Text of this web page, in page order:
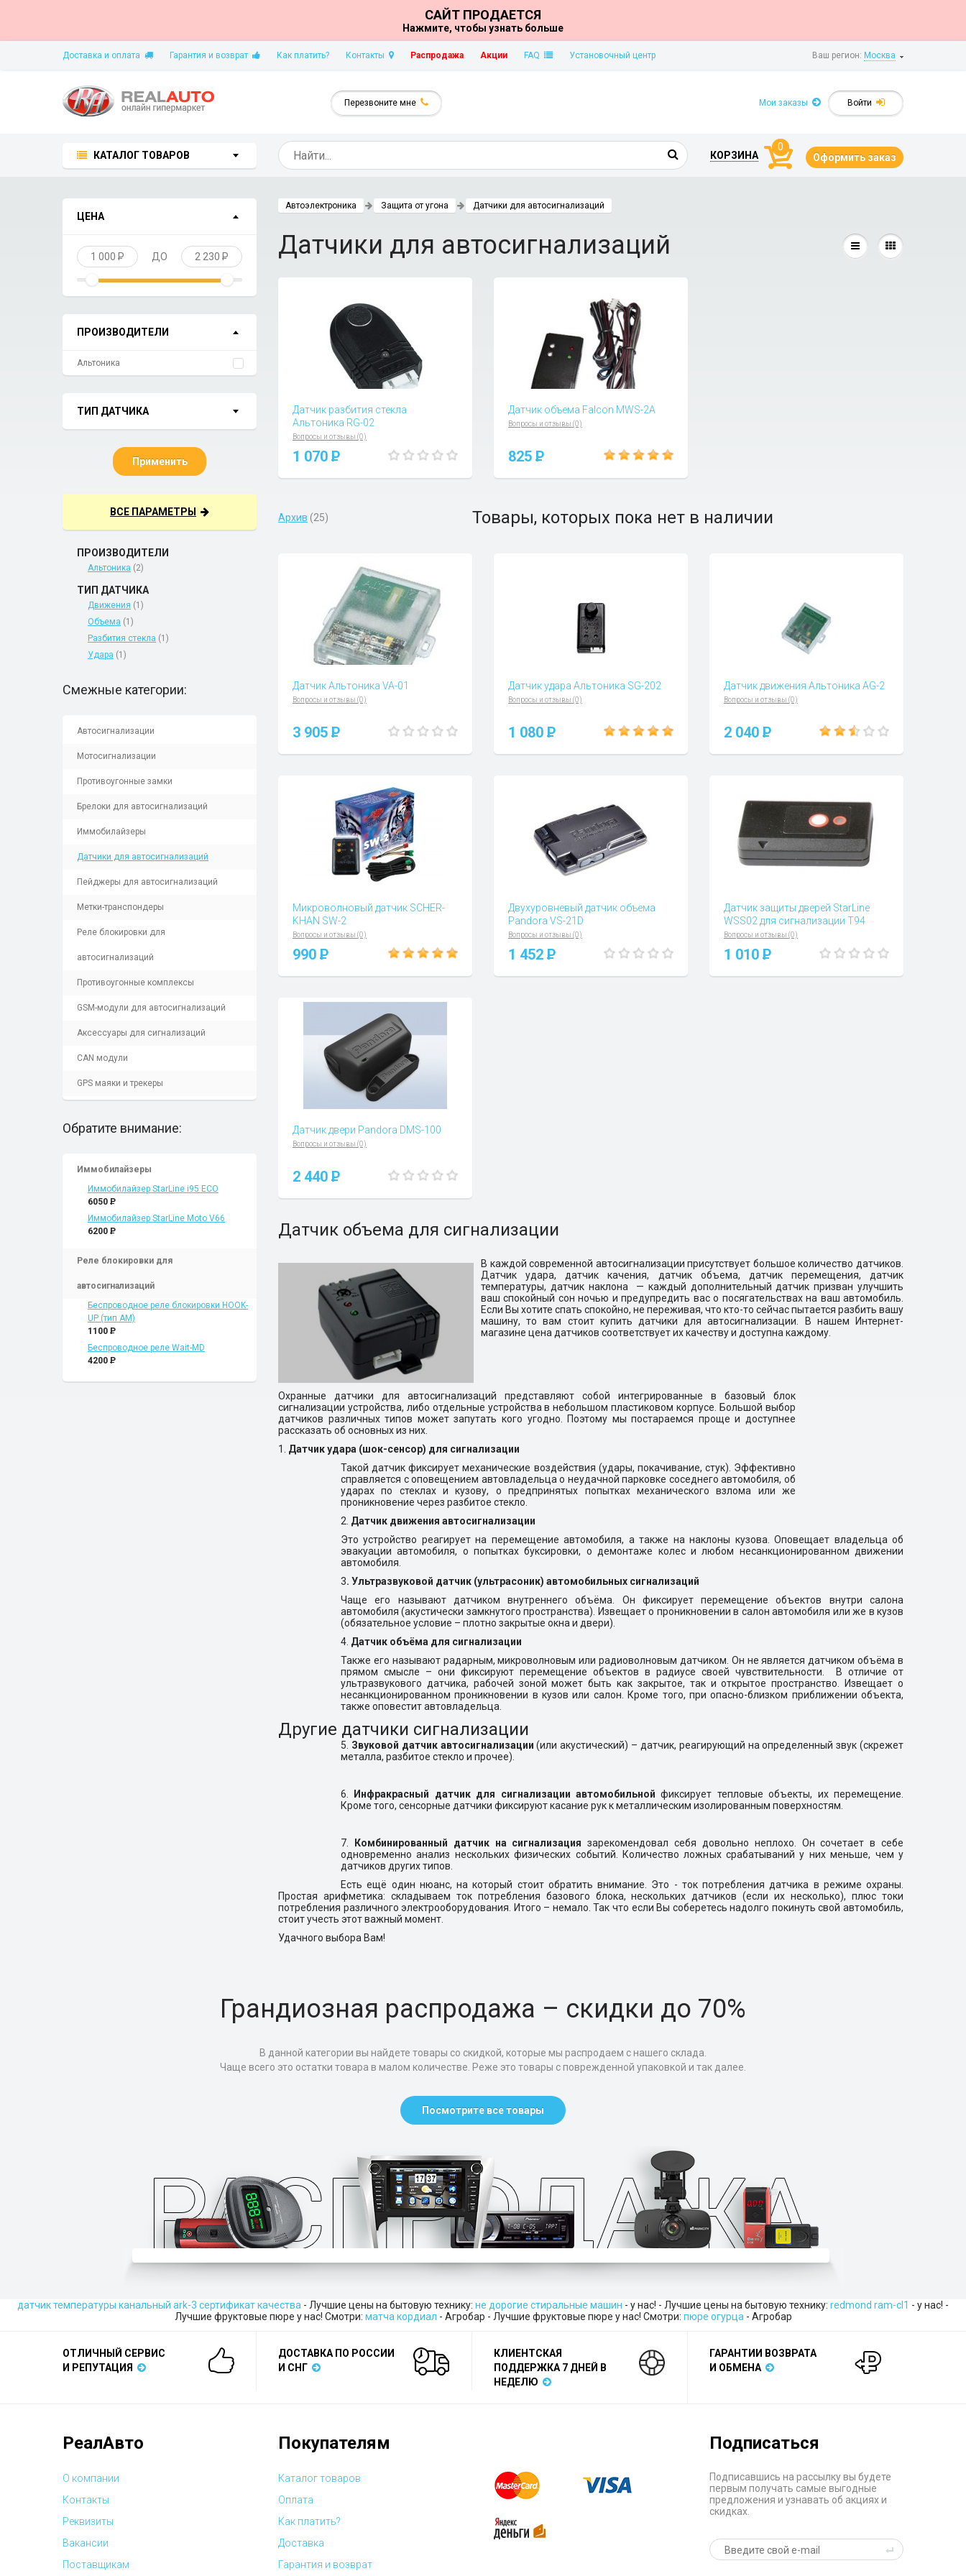
САЙТ ПРОДАЕТСЯ
Нажмите, чтобы узнать больше
Ваш регион: Москва
Доставка и оплата Гарантия и возврат Как платить? Контакты Распродажа Акции FAQ Установочный центр
Перезвоните мне Войти
Мои заказы
КАТАЛОГ ТОВАРОВ КОРЗИНА
0
Оформить заказ
ЦЕНА
1 000 P ДО 2 230 P
ПРОИЗВОДИТЕЛИ
Альтоника
ТИП ДАТЧИКА
Применить
ВСЕ ПАРАМЕТРЫ
ПРОИЗВОДИТЕЛИ
Альтоника (2)
ТИП ДАТЧИКА
Движения (1)
Объема (1)
Разбития стекла (1)
Удара (1)
Смежные категории:
Автосигнализации
Мотоcигнализации
Противоугонные замки
Брелоки для автосигнализаций
Иммобилайзеры
Датчики для автосигнализаций
Пейджеры для автосигнализаций
Метки-транспондеры
Реле блокировки для
автосигнализаций
Противоугонные комплексы
GSM-модули для автосигнализаций
Аксессуары для сигнализаций
CAN модули
GPS маяки и трекеры
Обратите внимание:
Иммобилайзеры
Иммобилайзер StarLine i95 ECO
6050 P
Иммобилайзер StarLine Moto V66
6200 P
Реле блокировки для
автосигнализаций
Беспроводное реле блокировки HOOK-
UP (тип АМ)
1100 P
Беспроводное реле Wait-MD
4200 P
Автоэлектроника Защита от угона Датчики для автосигнализаций
Датчики для автосигнализаций
Датчик разбития стекла
Альтоника RG-02
Вопросы и отзывы (0)
1 070 P
Датчик объема Falcon MWS-2A
Вопросы и отзывы (0)
825 P
Архив (25) Товары, которых пока нет в наличии
Датчик Альтоника VA-01
Вопросы и отзывы (0)
3 905 P
Датчик удара Альтоника SG-202
Вопросы и отзывы (0)
1 080 P
Датчик движения Альтоника AG-2
Вопросы и отзывы (0)
2 040 P
Микроволновый датчик SCHER-
KHAN SW-2
Вопросы и отзывы (0)
990 P
Двухуровневый датчик объема
Pandora VS-21D
Вопросы и отзывы (0)
1 452 P
Датчик защиты дверей StarLine
WSS02 для сигнализации Т94
Вопросы и отзывы (0)
1 010 P
Датчик двери Pandora DMS-100
Вопросы и отзывы (0)
2 440 P
Датчик объема для сигнализации
В каждой современной автосигнализации присутствует большое количество датчиков.
Датчик удара, датчик качения, датчик объема, датчик перемещения, датчик
температуры, датчик наклона — каждый дополнительный датчик призван улучшить
ваш спокойный сон ночью и предупредить вас о посягательствах на ваш автомобиль.
Если Вы хотите спать спокойно, не переживая, что кто-то сейчас пытается разбить вашу
машину, то вам стоит купить датчики для автосигнализации. В нашем Интернет-
магазине цена датчиков соответствует их качеству и доступна каждому.
Охранные датчики для автосигнализаций представляют собой интегрированные в базовый блок
сигнализации устройства, либо отдельные устройства в небольшом пластиковом корпусе. Большой выбор
датчиков различных типов может запутать кого угодно. Поэтому мы постараемся проще и доступнее
рассказать об основных из них.
1. Датчик удара (шок-сенсор) для сигнализации
Такой датчик фиксирует механические воздействия (удары, покачивание, стук). Эффективно
справляется с оповещением автовладельца о неудачной парковке соседнего автомобиля, об
ударах по стеклах и кузову, о предпринятых попытках механического взлома или же
проникновение через разбитое стекло.
2. Датчик движения автосигнализации
Это устройство реагирует на перемещение автомобиля, а также на наклоны кузова. Оповещает владельца об
эвакуации автомобиля, о попытках буксировки, о демонтаже колес и любом несанкционированном движении
автомобиля.
3. Ультразвуковой датчик (ультрасоник) автомобильных сигнализаций
Чаще его называют датчиком внутреннего объёма. Он фиксирует перемещение объектов внутри салона
автомобиля (акустически замкнутого пространства). Извещает о проникновении в салон автомобиля или же в кузов
(обязательное условие – плотно закрытые окна и двери).
4. Датчик объёма для сигнализации
Также его называют радарным, микроволновым или радиоволновым датчиком. Он не является датчиком объёма в
прямом смысле – они фиксируют перемещение объектов в радиусе своей чувствительности. В отличие от
ультразвукового датчика, рабочей зоной может быть как закрытое, так и открытое пространство. Извещает о
несанкционированном проникновении в кузов или салон. Кроме того, при опасно-близком приближении объекта,
также оповестит автовладельца.
Другие датчики сигнализации
5. Звуковой датчик автосигнализации (или акустический) – датчик, реагирующий на определенный звук (скрежет
металла, разбитое стекло и прочее).
6. Инфракрасный датчик для сигнализации автомобильнойфиксирует тепловые объекты, их перемещение.
Кроме того, сенсорные датчики фиксируют касание рук к металлическим изолированным поверхностям.
7. Комбинированный датчик на сигнализациязарекомендовал себя довольно неплохо. Он сочетает в себе
одновременно анализ нескольких физических событий. Количество ложных срабатываний у них меньше, чем у
датчиков других типов.
Есть ещё один нюанс, на который стоит обратить внимание. Это - ток потребления датчика в режиме охраны.
Простая арифметика: складываем ток потребления базового блока, нескольких датчиков (если их несколько), плюс токи
потребления различного электрооборудования. Итого – немало. Так что если Вы соберетесь надолго покинуть свой автомобиль,
стоит учесть этот важный момент.
Удачного выбора Вам!
Грандиозная распродажа – скидки до 70%
В данной категории вы найдете товары со скидкой, которые мы распродаем с нашего склада.
Чаще всего это остатки товара в малом количестве. Реже это товары с поврежденной упаковкой и так далее.
Посмотрите все товары
датчик температуры канальный ark-3 сертификат качества - Лучшие цены на бытовую технику: не дорогие стиральные машин - у нас! - Лучшие цены на бытовую технику: redmond ram-cl1 - у нас! -
Лучшие фруктовые пюре у нас! Смотри: матча кордиал - Агробар - Лучшие фруктовые пюре у нас! Смотри: пюре огурца - Агробар
ОТЛИЧНЫЙ СЕРВИС
И РЕПУТАЦИЯ
ДОСТАВКА ПО РОССИИ
И СНГ
КЛИЕНТСКАЯ
ПОДДЕРЖКА 7 ДНЕЙ В
НЕДЕЛЮ
ГАРАНТИИ ВОЗВРАТА
И ОБМЕНА
РеалАвто
О компании
Контакты
Реквизиты
Вакансии
Поставщикам
Покупателям
Каталог товаров
Оплата
Как платить?
Доставка
Гарантия и возврат
Подписаться
Подписавшись на рассылку вы будете
первым получать самые выгодные
предложения и узнавать об акциях и
скидках.